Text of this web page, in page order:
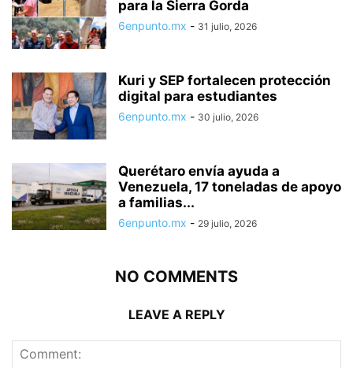
para la Sierra Gorda
6enpunto.mx - 31 julio, 2026
Kuri y SEP fortalecen protección
digital para estudiantes
6enpunto.mx - 30 julio, 2026
Querétaro envía ayuda a
Venezuela, 17 toneladas de apoyo
a familias...
6enpunto.mx - 29 julio, 2026
NO COMMENTS
LEAVE A REPLY